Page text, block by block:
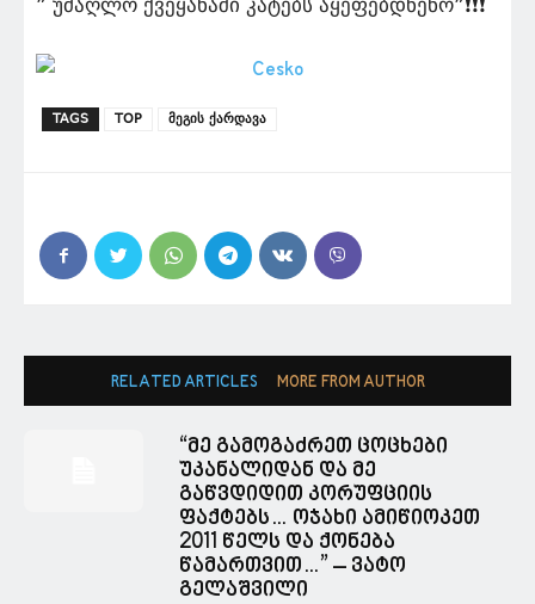
TAGS TOP მეგის ქარდავა
RELATED ARTICLES MORE FROM AUTHOR
“მე გამოგაძრეთ ცოცხები
უკანალიდან და მე
გაწვდიდით კორუფციის
ფაქტებს… ოჯახი ამიწიოკეთ
2011 წელს და ქონება
წამართვით…” – ვატო
გელაშვილი